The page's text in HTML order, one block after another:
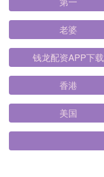
老婆
钱龙配资APP下载
香港
美国